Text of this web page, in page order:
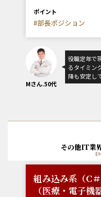
ポイント
#部長ポジション
Mさん.50代
役職定年で
るタイミン
降も安定し
その他IT業
組み込み系（C
（医療・電子機